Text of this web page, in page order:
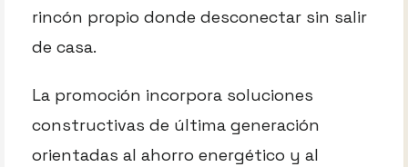
rincón propio donde desconectar sin salir
de casa.
La promoción incorpora soluciones
constructivas de última generación
orientadas al ahorro energético y al